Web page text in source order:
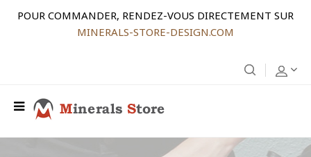
POUR COMMANDER, RENDEZ-VOUS DIRECTEMENT SUR
MINERALS-STORE-DESIGN.COM